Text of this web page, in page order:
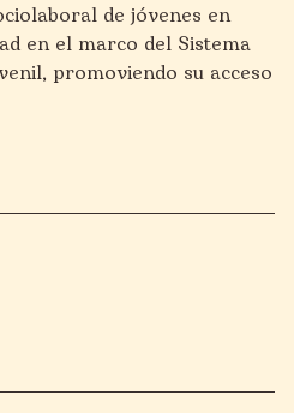
de jóvenes en
en el marco del Sistema
promoviendo su acceso